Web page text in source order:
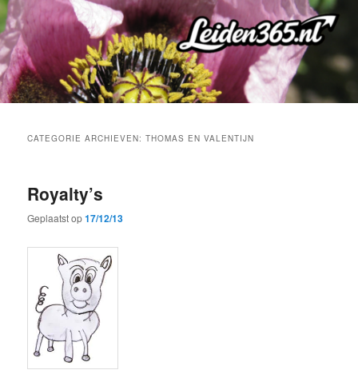
Spring
naar
de
primaire
inhoud
Spring
naar
de
secundaire
inhoud
CATEGORIE ARCHIEVEN:THOMAS EN VALENTIJN
Royalty’s
Geplaatst op17/12/13